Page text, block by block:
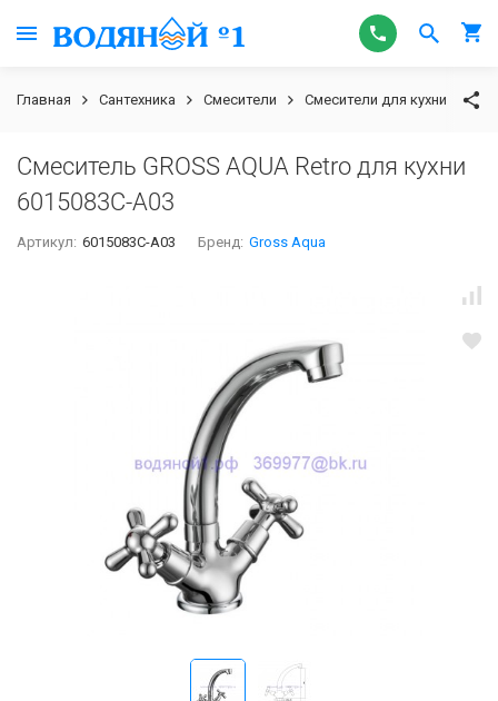
Главная Сантехника Смесители Смесители для кухни
Смеситель GROSS AQUA Retro для кухни
6015083С-A03
Артикул: 6015083С-A03 Бренд: Gross Aqua